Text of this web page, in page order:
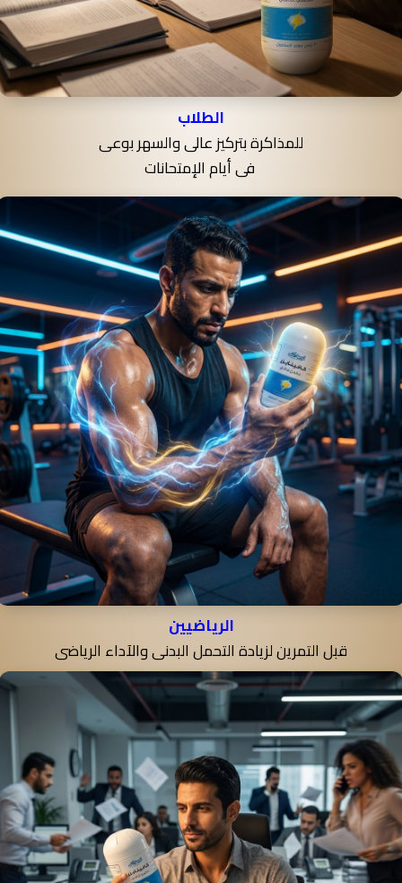
الطلاب
للمذاكرة بتركيز عالى والسهر بوعى
فى أيام الإمتحانات
الرياضيين
قبل التمرين لزيادة التحمل البدنى والآداء الرياضى